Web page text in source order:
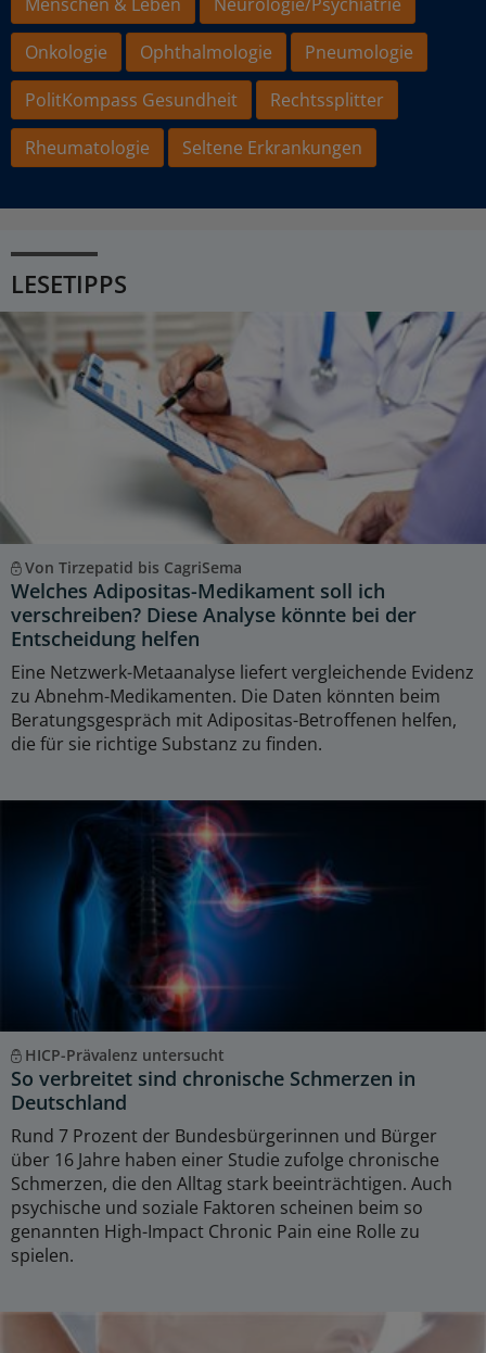
Onkologie
Ophthalmologie
Pneumologie
PolitKompass Gesundheit
Rechtssplitter
Rheumatologie
Seltene Erkrankungen
LESETIPPS
Von Tirzepatid bis CagriSema
Welches Adipositas-Medikament soll ich
verschreiben? Diese Analyse könnte bei der
Entscheidung helfen
Eine Netzwerk-Metaanalyse liefert vergleichende Evidenz
zu Abnehm-Medikamenten. Die Daten könnten beim
Beratungsgespräch mit Adipositas-Betroffenen helfen,
die für sie richtige Substanz zu finden.
HICP-Prävalenz untersucht
So verbreitet sind chronische Schmerzen in
Deutschland
Rund 7 Prozent der Bundesbürgerinnen und Bürger
über 16 Jahre haben einer Studie zufolge chronische
Schmerzen, die den Alltag stark beeinträchtigen. Auch
psychische und soziale Faktoren scheinen beim so
genannten High-Impact Chronic Pain eine Rolle zu
spielen.